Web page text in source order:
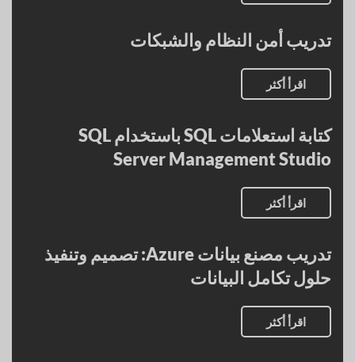
تدريب أمن النظام والشبكات
اقرأ أكثر
كتابة استعلامات SQL باستخدام SQL
Server Management Studio
اقرأ أكثر
تدريب مصنع بيانات Azure: تصميم وتنفيذ
حلول تكامل البيانات
اقرأ أكثر